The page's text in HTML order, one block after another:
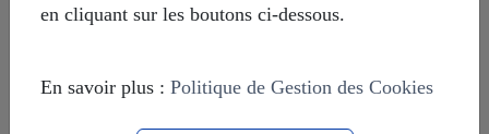
en cliquant sur les boutons ci-dessous.
En savoir plus : Politique de Gestion des Cookies